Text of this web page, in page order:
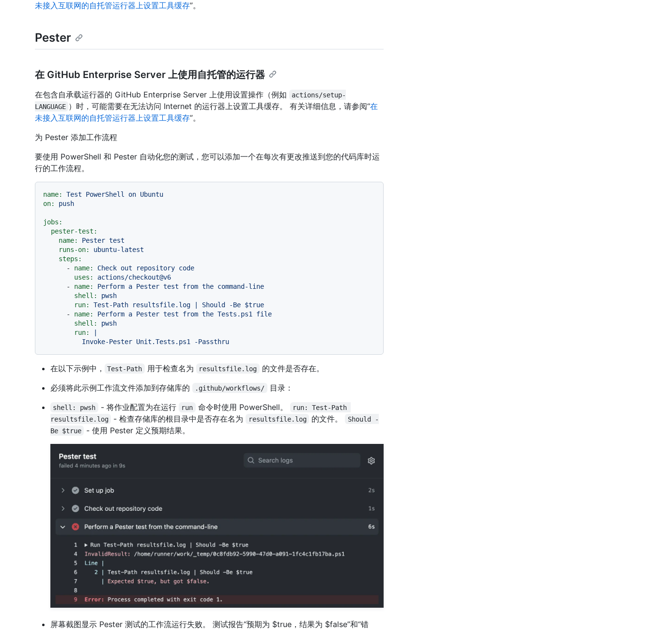
未接入互联网的自托管运行器上设置工具缓存”。
Pester
在 GitHub Enterprise Server 上使用自托管的运行器
在包含自承载运行器的 GitHub Enterprise Server 上使用设置操作（例如
actions/setup-
LANGUAGE ）时，可能需要在无法访问 Internet 的运行器上设置工具缓存。 有关详细信息，请参阅“在
未接入互联网的自托管运行器上设置工具缓存”。
为 Pester 添加工作流程
要使用 PowerShell 和 Pester 自动化您的测试，您可以添加一个在每次有更改推送到您的代码库时运
行的工作流程。
name: Test PowerShell on Ubuntu
on:
push
jobs:
pester-test:
name:
Pester test
runs-on:
ubuntu-latest
steps:
-
name: Check out repository code
uses:
actions/checkout@v6
-
name: Perform a Pester test from the command-line
shell:
pwsh
run:
Test-Path resultsfile.log | Should -Be $true
-
name: Perform a Pester test from the Tests.ps1
file
shell:
pwsh
run:
|
在以下示例中， Test-Path 用于检查名为 resultsfile.log
的文件是否存在。
必须将此示例工作流文件添加到存储库的
.github/workflows/ 目录：
shell: pwsh - 将作业配置为在运行 run 命令时使用 PowerShell。
run: Test-Path
resultsfile.log
- 检查存储库的根目录中是否存在名为 resultsfile.log 的文件。
Should -
Be $true
- 使用 Pester 定义预期结果。
屏幕截图显示 Pester 测试的工作流运行失败。 测试报告“预期为 $true，结果为 $false”和“错